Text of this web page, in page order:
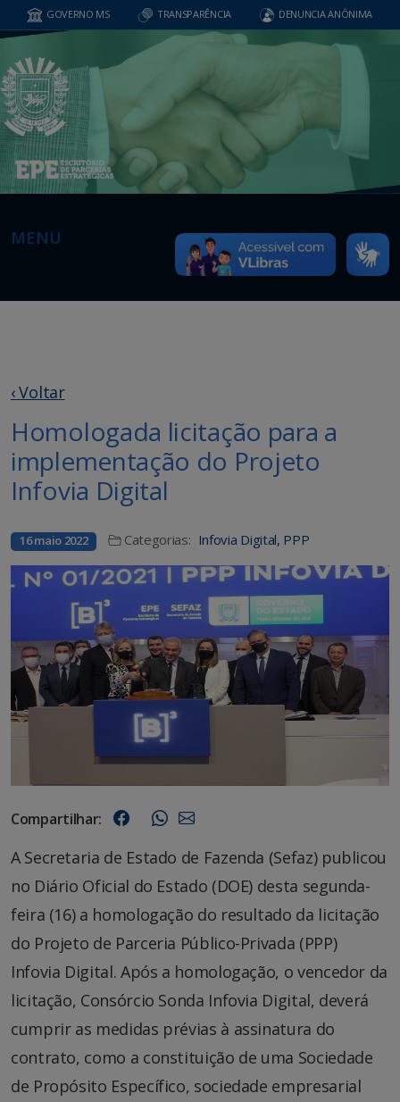
GOVERNO MS TRANSPARÊNCIA DENUNCIA ANÔNIMA
MENU
‹ Voltar
Homologada licitação para a
implementação do Projeto
Infovia Digital
16 maio 2022 Categorias: Infovia Digital, PPP
Compartilhar:
A Secretaria de Estado de Fazenda (Sefaz) publicou
no Diário Oficial do Estado (DOE) desta segunda-
feira (16) a homologação do resultado da licitação
do Projeto de Parceria Público-Privada (PPP)
Infovia Digital. Após a homologação, o vencedor da
licitação, Consórcio Sonda Infovia Digital, deverá
cumprir as medidas prévias à assinatura do
contrato, como a constituição de uma Sociedade
de Propósito Específico, sociedade empresarial